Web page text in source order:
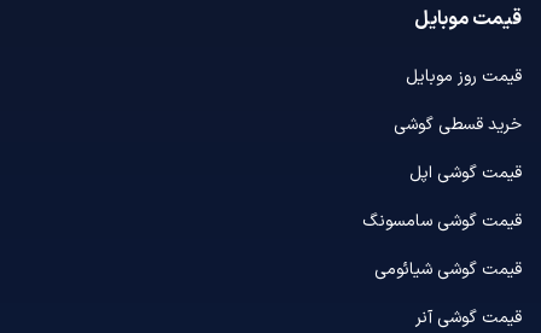
قیمت موبایل
قیمت روز موبایل
خرید قسطی گوشی
قیمت گوشی اپل
قیمت گوشی سامسونگ
قیمت گوشی شیائومی
قیمت گوشی آنر